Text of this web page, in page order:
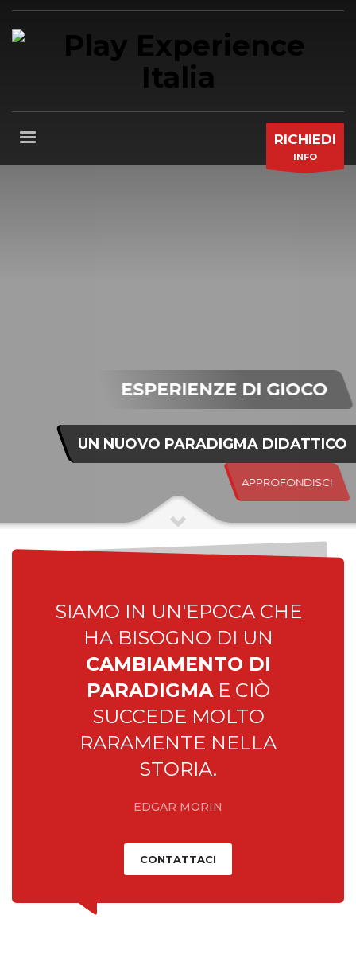
RICHIEDI
INFO
ESPERIENZE DI GIOCO
UN NUOVO PARADIGMA DIDATTICO
APPROFONDISCI
SIAMO IN UN'EPOCA CHE
HA BISOGNO DI UN
CAMBIAMENTO DI
PARADIGMAE CIÒ
SUCCEDE MOLTO
RARAMENTE NELLA
STORIA.
EDGAR MORIN
CONTATTACI